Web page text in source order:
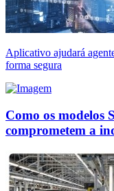
Aplicativo ajudará
forma segura
Como os modelos
comprometem a